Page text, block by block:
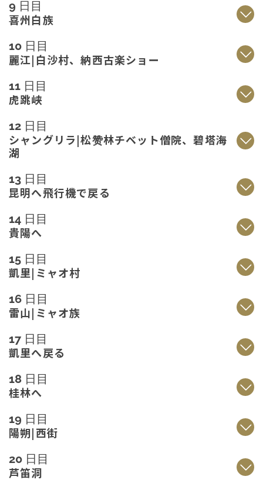
9 日目
喜州白族
10 日目
麗江|白沙村、納西古楽ショー
11 日目
虎跳峡
12 日目
シャングリラ|松赞林チベット僧院、碧塔海
湖
13 日目
昆明へ飛行機で戻る
14 日目
貴陽へ
15 日目
凱里|ミャオ村
16 日目
雷山|ミャオ族
17 日目
凱里へ戻る
18 日目
桂林へ
19 日目
陽朔|西街
20 日目
芦笛洞